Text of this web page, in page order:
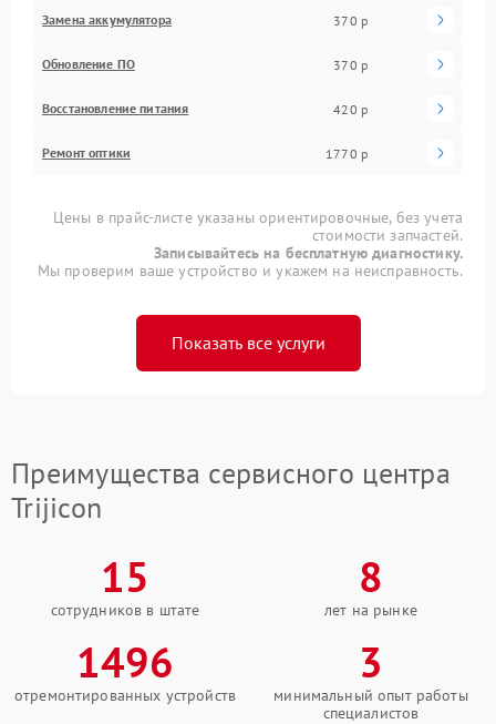
Замена аккумулятора 370 р
Обновление ПО 370 р
Восстановление питания 420 р
Ремонт оптики 1770 р
Цены в прайс-листе указаны ориентировочные, без учета
стоимости запчастей.
Записывайтесь на бесплатную диагностику.
Мы проверим ваше устройство и укажем на неисправность.
Показать все услуги
Преимущества сервисного центра
Trijicon
15
сотрудников в штате
8
лет на рынке
1496
отремонтированных устройств
3
минимальный опыт работы
специалистов